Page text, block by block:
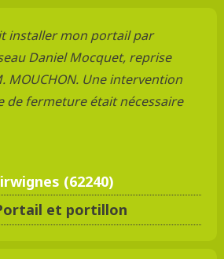
installer mon portail par
Daniel Mocquet, reprise
MOUCHON. Une intervention
de fermeture était nécessaire
(62240)
et portillon